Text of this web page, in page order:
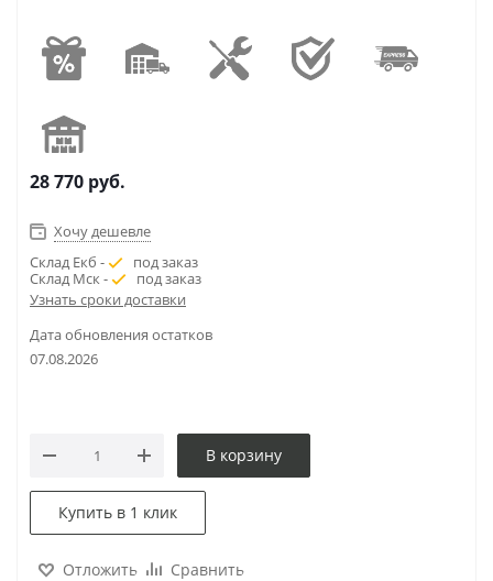
28 770 руб.
Хочу дешевле
Склад Екб -
под заказ
Склад Мск -
под заказ
Узнать сроки доставки
Дата обновления остатков
07.08.2026
В корзину
Купить в 1 клик
Отложить Сравнить